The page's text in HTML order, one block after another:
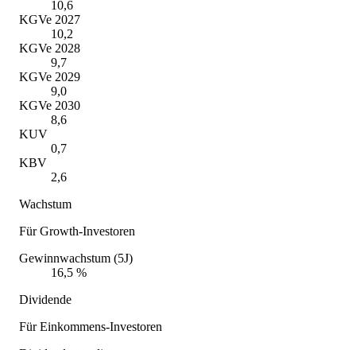
10,6
KGVe 2027
10,2
KGVe 2028
9,7
KGVe 2029
9,0
KGVe 2030
8,6
KUV
0,7
KBV
2,6
Wachstum
Für Growth-Investoren
Gewinnwachstum (5J)
16,5 %
Dividende
Für Einkommens-Investoren